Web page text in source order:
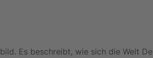
Es beschreibt, wie sich die Welt